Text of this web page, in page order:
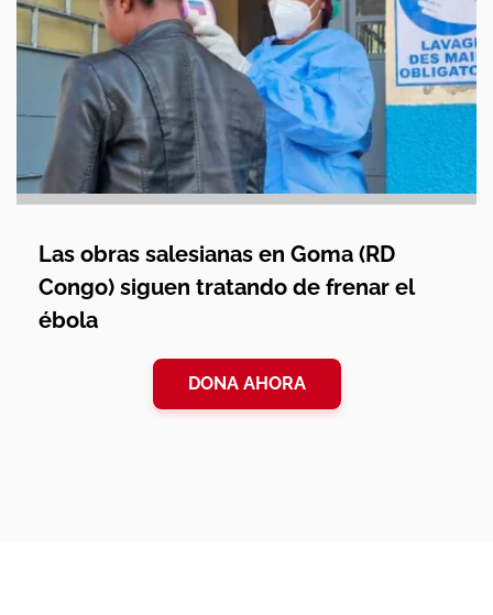
Las obras salesianas en Goma (RD
Congo) siguen tratando de frenar el
ébola
DONA AHORA